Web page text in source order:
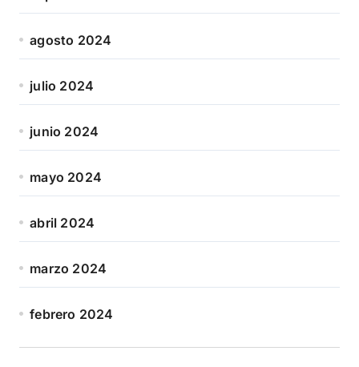
agosto 2024
julio 2024
junio 2024
mayo 2024
abril 2024
marzo 2024
febrero 2024